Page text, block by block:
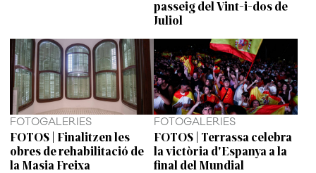
passeig del Vint-i-dos de
Juliol
FOTOGALERIES
FOTOS | Finalitzen les
obres de rehabilitació de
la Masia Freixa
FOTOGALERIES
FOTOS | Terrassa celebra
la victòria d'Espanya a la
final del Mundial